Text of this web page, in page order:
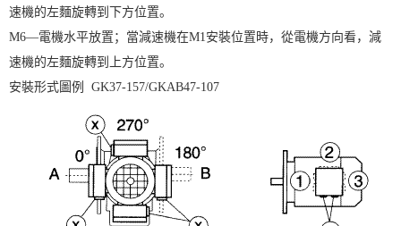
速機的左麵旋轉到下方位置。
M6—電機水平放置；當減速機在M1安裝位置時，從電機方向看，減
速機的左麵旋轉到上方位置。
安裝形式圖例 GK37-157/GKAB47-107